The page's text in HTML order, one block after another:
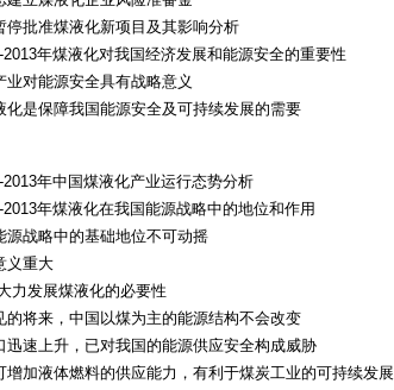
停批准煤液化新项目及其影响分析
年煤液化对我国经济发展和能源安全的重要性
业对能源安全具有战略意义
化是保障我国能源安全及可持续发展的需要
年中国煤液化产业运行态势分析
年煤液化在我国能源战略中的地位和作用
源战略中的基础地位不可动摇
义重大
力发展煤液化的必要性
的将来，中国以煤为主的能源结构不会改变
迅速上升，已对我国的能源供应安全构成威胁
增加液体燃料的供应能力，有利于煤炭工业的可持续发展